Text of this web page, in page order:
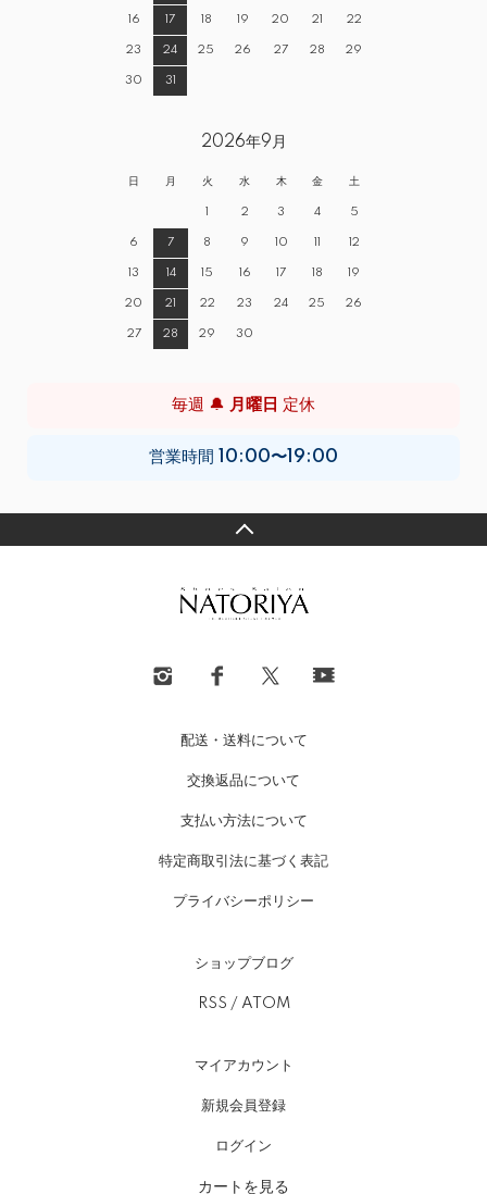
16 17 18 19 20 21 22
23 24 25 26 27 28 29
30 31
2026年9月
日 月 火 水 木 金 土
1 2 3 4 5
6 7 8 9 10 11 12
13 14 15 16 17 18 19
20 21 22 23 24 25 26
27 28 29 30
毎週 🔔 月曜日 定休
営業時間 10:00〜19:00
配送・送料について
交換返品について
支払い方法について
特定商取引法に基づく表記
プライバシーポリシー
ショップブログ
RSS / ATOM
マイアカウント
新規会員登録
ログイン
カートを見る